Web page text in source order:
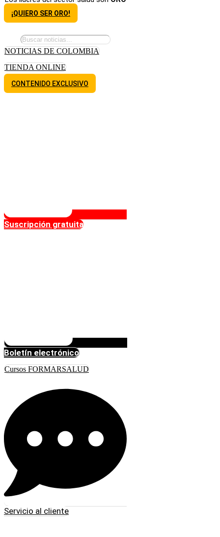
¡QUIERO SER ORO!
NOTICIAS DE COLOMBIA
TIENDA ONLINE
CONTENIDO EXCLUSIVO
Suscripción gratuita
Boletín electrónico
Cursos FORMARSALUD
Servicio al cliente